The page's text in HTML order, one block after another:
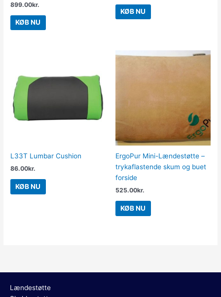
899.00kr.
KØB NU
KØB NU
L33T Lumbar Cushion
86.00kr.
KØB NU
ErgoPur Mini-Lændestøtte –
trykaflastende skum og buet
forside
525.00kr.
KØB NU
Lændestøtte